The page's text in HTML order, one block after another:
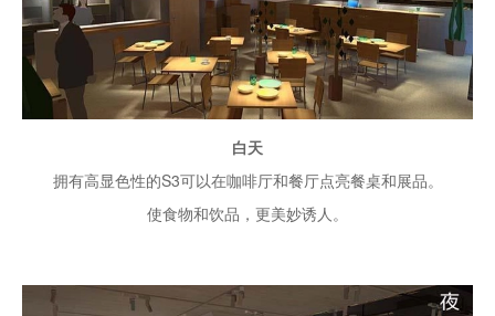
白天
拥有高显色性的S3可以在咖啡厅和餐厅点亮餐桌和展品。
使食物和饮品，更美妙诱人。